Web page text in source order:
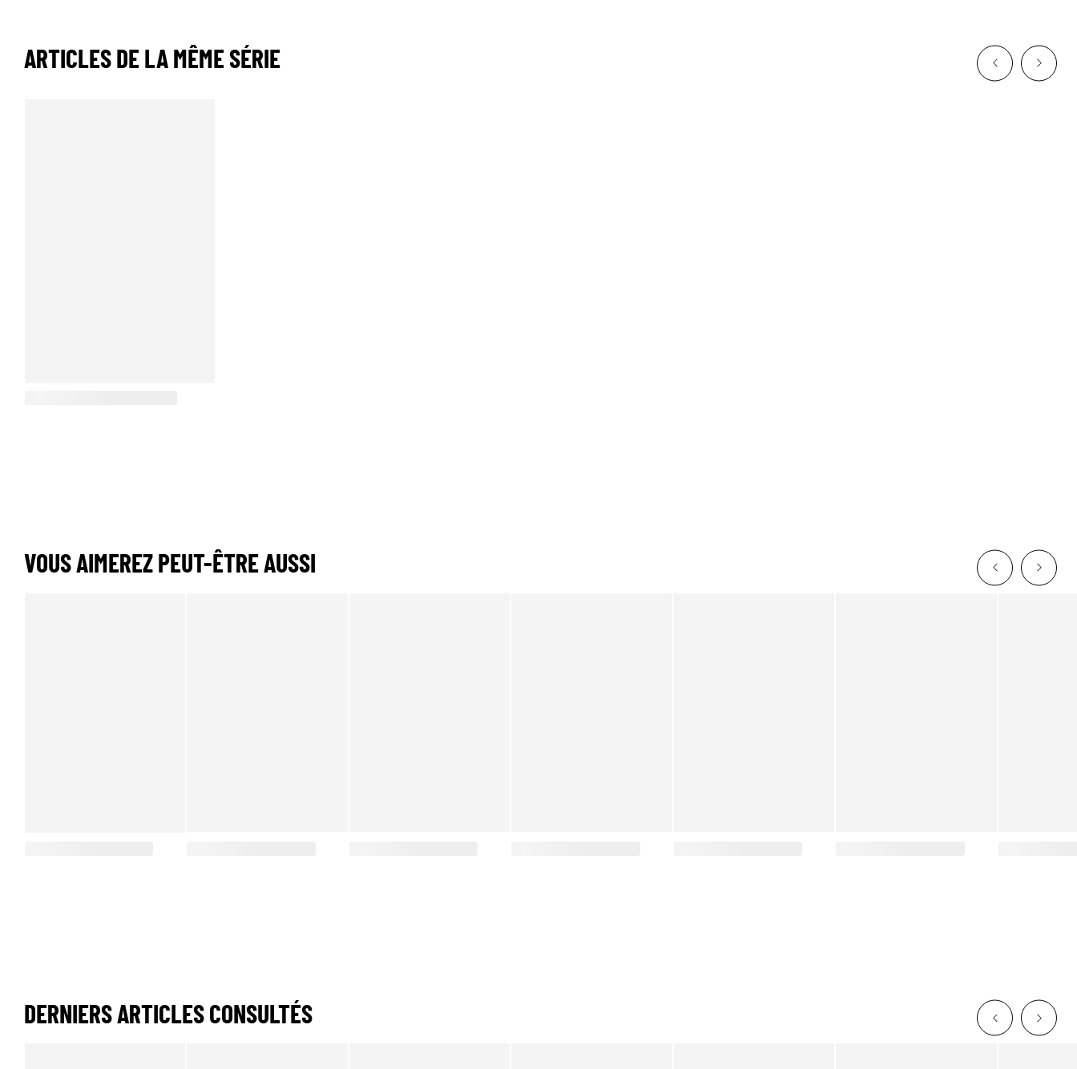
ARTICLES DE LA MÊME SÉRIE
VOUS AIMEREZ PEUT-ÊTRE AUSSI
DERNIERS ARTICLES CONSULTÉS